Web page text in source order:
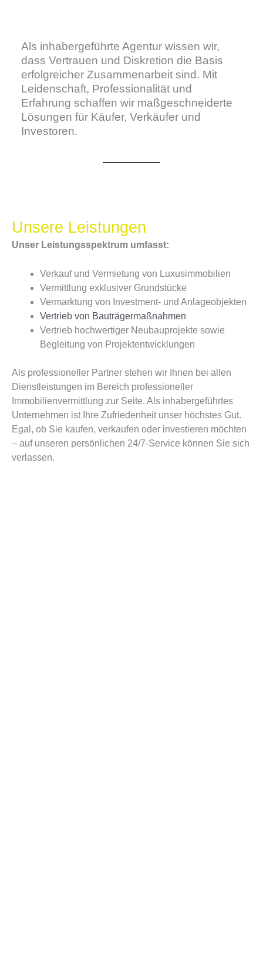
Als inhabergeführte Agentur wissen wir,
dass Vertrauen und Diskretion die Basis
erfolgreicher Zusammenarbeit sind. Mit
Leidenschaft, Professionalität und
Erfahrung schaffen wir maßgeschneiderte
Lösungen für Käufer, Verkäufer und
Investoren.
Unsere Leistungen
Unser Leistungsspektrum umfasst:
Verkauf und Vermietung von Luxusimmobilien
Vermittlung exklusiver Grundstücke
Vermarktung von Investment- und Anlageobjekten
Vertrieb von Bauträgermaßnahmen
Vertrieb hochwertiger Neubauprojekte sowie
Begleitung von Projektentwicklungen
Als professioneller Partner stehen wir Ihnen bei allen
Dienstleistungen im Bereich professioneller
Immobilienvermittlung zur Seite. Als inhabergeführtes
Unternehmen ist Ihre Zufriedenheit unser höchstes Gut.
Egal, ob Sie kaufen, verkaufen oder investieren möchten
– auf unseren persönlichen 24/7-Service können Sie sich
verlassen.